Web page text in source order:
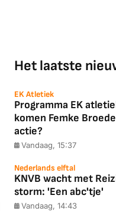
Het laatste
EK Atletiek
Programma EK
komen Femke
actie?
Vandaag, 15:37
Nederlands elftal
KNVB wacht met
storm: 'Een abc'tje'
Vandaag, 14:43